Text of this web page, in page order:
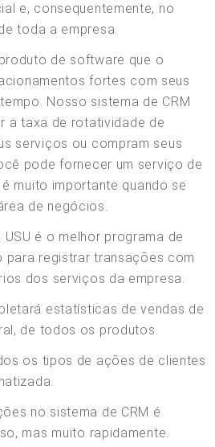
e, consequentemente, no
toda a empresa.
de software que o
fortes com seus
Nosso sistema de CRM
a taxa de rotatividade de
serviços ou compram seus
pode fornecer um serviço de
muito importante quando se
de negócios.
é o melhor programa de
registrar transações com
dos serviços da empresa.
estatísticas de vendas de
de todos os produtos.
os tipos de ações de clientes
no sistema de CRM é
mas muito rapidamente.